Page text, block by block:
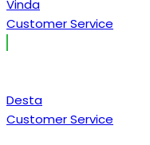
Vinda
Customer Service
Desta
Customer Service